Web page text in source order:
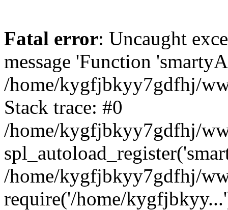
Fatal error: Uncaught
message 'Function
/home/kygfjbkyy7gdfhj/
Stack trace: #0
/home/kygfjbkyy7gdfhj/
/home/kygfjbkyy7gdfhj/
require('/home/